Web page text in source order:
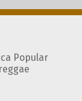
Popular